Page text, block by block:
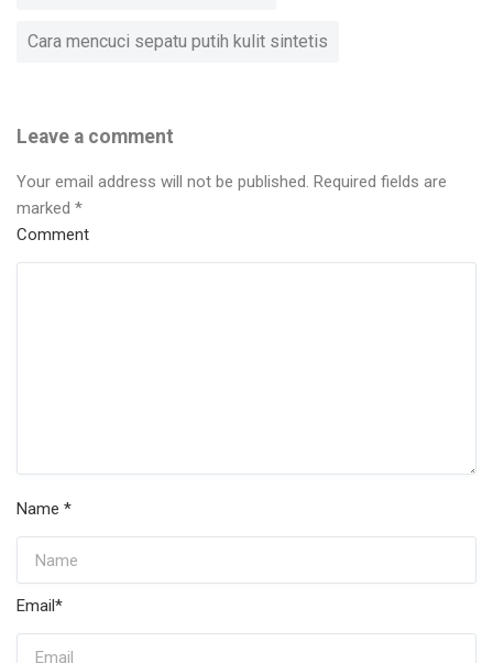
Cara mencuci sepatu putih kulit sintetis
Leave a comment
Your email address will not be published. Required fields are
marked *
Comment
Name *
Email*